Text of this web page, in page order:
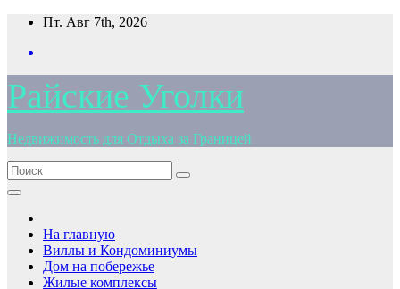
Перейти
содержимому
Пт. Авг 7th, 2026
Райские Уголки
Недвижимость для Отдыха за Границей
На главную
Виллы и Кондоминиумы
Дом на побережье
Жилые комплексы